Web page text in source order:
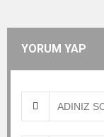
YORUM YAP